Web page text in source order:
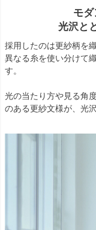
モ
光沢と
採用したのは更紗柄を
異なる糸を使い分けて
す。
光の当たり方や見る角
のある更紗文様が、光